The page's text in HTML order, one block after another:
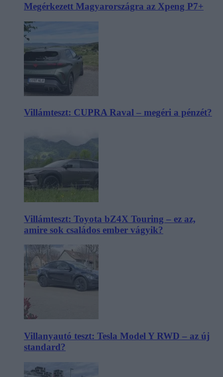
Megérkezett Magyarországra az Xpeng P7+
Villámteszt: CUPRA Raval – megéri a pénzét?
Villámteszt: Toyota bZ4X Touring – ez az,
amire sok családos ember vágyik?
Villanyautó teszt: Tesla Model Y RWD – az új
standard?